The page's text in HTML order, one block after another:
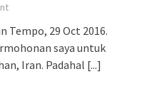
Tempo, 29 Oct 2016.
saya untuk
Iran. Padahal [...]